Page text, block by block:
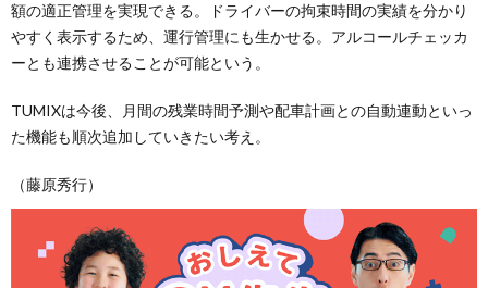
額の適正管理を実現できる。ドライバーの拘束時間の実績を分かり
やすく表示するため、運行管理にも生かせる。アルコールチェッカ
ーとも連携させることが可能という。
TUMIXは今後、月間の残業時間予測や配車計画との自動連動といっ
た機能も順次追加していきたい考え。
（藤原秀行）